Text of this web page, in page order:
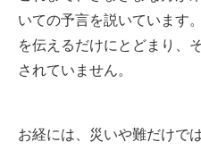
いての予言を説いています
を伝えるだけにとどまり、
されていません。
お経には、災いや難だけで